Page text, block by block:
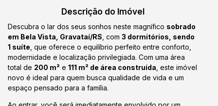
Descrição do Imóvel
Descubra o lar dos seus sonhos neste magnífico sobrado
em Bela Vista, Gravataí/RS , com 3 dormitórios, sendo
1 suíte , que oferece o equilíbrio perfeito entre conforto,
modernidade e localização privilegiada. Com uma área
total de 200 m² e 111 m² de área construída , este imóvel
novo é ideal para quem busca qualidade de vida e um
espaço pensado para a família.